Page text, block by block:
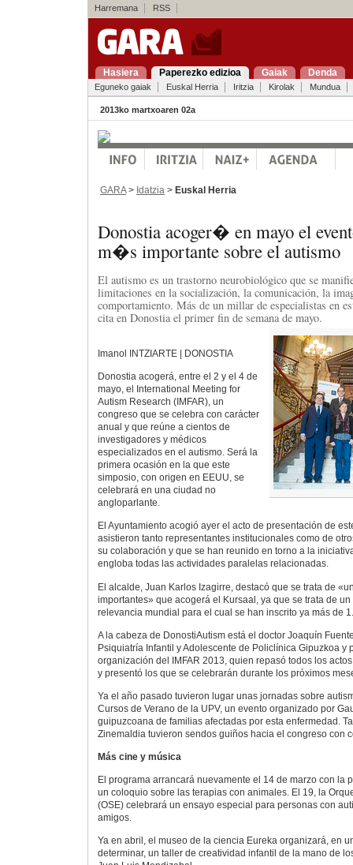
Harremana RSS
Hasiera Paperezko edizioa Gaiak Denda
Eguneko gaiak Euskal Herria Iritzia Kirolak Mundua
2013ko martxoaren 02a
GARA> Idatzia > Euskal Herria
Donostia acoger� en mayo el
m�s importante sobre el autismo
El autismo es un trastorno neurobiológico que se
limitaciones en la socialización, la comunicación, la
comportamiento. Más de un millar de especialistas en
cita en Donostia el primer fin de semana de mayo.
Imanol INTZIARTE | DONOSTIA
Donostia acogerá, entre el 2 y el 4 de
mayo, el International Meeting for
Autism Research (IMFAR), un
congreso que se celebra con carácter
anual y que reúne a cientos de
investigadores y médicos
especializados en el autismo. Será la
primera ocasión en la que este
simposio, con origen en EEUU, se
celebrará en una ciudad no
angloparlante.
El Ayuntamiento acogió ayer el acto de presentación de
asistieron tanto representantes institucionales como de
su colaboración y que se han reunido en torno a la
engloba todas las actividades paralelas relacionadas.
El alcalde, Juan Karlos Izagirre, destacó que se trata de
importantes» que acogerá el Kursaal, ya que se trata de
relevancia mundial para el cual se han inscrito ya más de
A la cabeza de DonostiAutism está el doctor Joaquín
Psiquiatría Infantil y Adolescente de Policlínica Gipuzkoa y
organización del IMFAR 2013, quien repasó todos los
y presentó los que se celebrarán durante los próximos
Ya el año pasado tuvieron lugar unas jornadas sobre
Cursos de Verano de la UPV, un evento organizado por
guipuzcoana de familias afectadas por esta enfermedad.
Zinemaldia tuvieron sendos guiños hacia el congreso con
Más cine y música
El programa arrancará nuevamente el 14 de marzo con la
un coloquio sobre las terapias con animales. El 19, la
(OSE) celebrará un ensayo especial para personas con
amigos.
Ya en abril, el museo de la ciencia Eureka organizará, en
determinar, un taller de creatividad infantil de la mano de